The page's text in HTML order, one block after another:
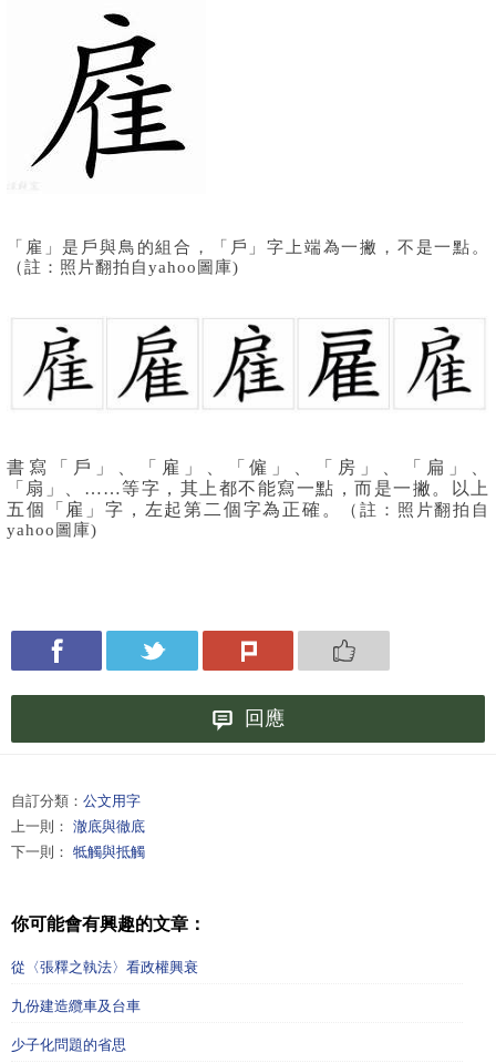
「雇」是戶與鳥的組合，「戶」字上端為一撇，不是一點。
（註： 照片翻拍自yahoo圖庫)
書寫「戶」、「雇」、「僱」、「房」、「扁」、
「扇」、……等字，其上都不能寫一點，而是一撇。以上
五個「雇」字，左起第二個字為正確。
（註： 照片翻拍自
yahoo圖庫)
回應
自訂分類： 公文用字
上一則： 澈底與徹底
下一則： 牴觸與抵觸
你可能會有興趣的文章：
從〈張釋之執法〉看政權興衰
九份建造纜車及台車
少子化問題的省思